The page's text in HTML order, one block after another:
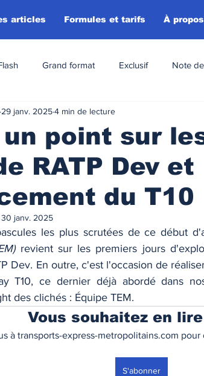
articles Formules et tarifs À propos
Grand format Exclusif Note
un point sur
RATP Dev et
du T10
29 janv. 20254 min de lecture
30 janv. 2025
les plus scrutées de ce début
revient sur les premiers jours
Dev. En outre, c'est l'occasion de
T10, ce dernier déjà abordé dans
des clichés : Équipe TEM.
Vous souhaitez en
à transports-express-metropolitains.com
S'abonner